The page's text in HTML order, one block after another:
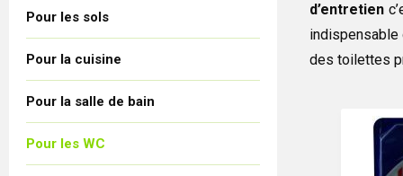
d’entretien
indispensable
des toilettes
Pour les sols
Pour la cuisine
Pour la salle de bain
Pour les WC